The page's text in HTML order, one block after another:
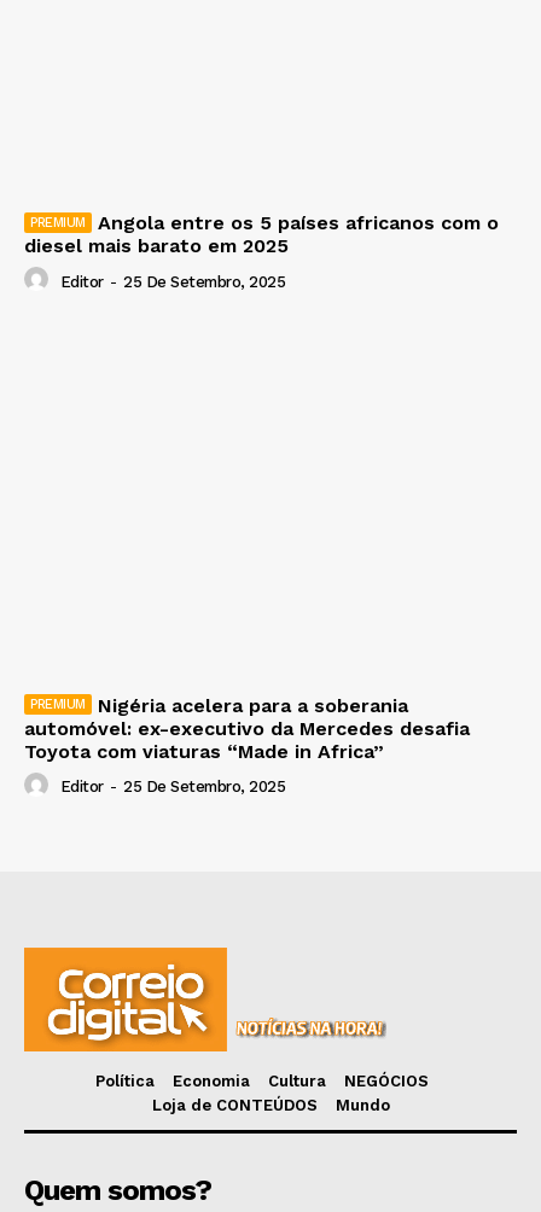
Angola entre os 5 países africanos com o
diesel mais barato em 2025
Editor - 25 De Setembro, 2025
Nigéria acelera para a soberania
automóvel: ex-executivo da Mercedes desafia
Toyota com viaturas “Made in Africa”
Editor - 25 De Setembro, 2025
Política Economia Cultura
NEGÓCIOS
Loja de CONTEÚDOS
Mundo
Quem somos?